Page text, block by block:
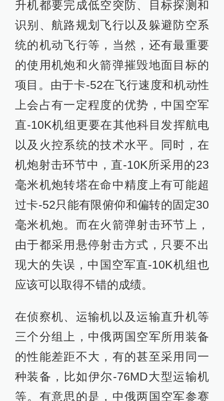
升机都要完成低空突防、目标探测和
识别、航路规划飞行以及躲避防空系
统的机动飞行等，当然，还有最重要
的使用机炮和火箭弹摧毁地面目标的
项目。由于卡-52在飞行速度和机动性
上会占有一定程度的优势，中国空军
直-10K机组更要在其他科目发挥航电
以及火控系统的技术水平。同时，在
机炮射击环节中，直-10K所采用的23
毫米机炮转塔在命中精度上有可能超
过卡-52只能有限俯仰和偏转的固定30
毫米机炮。而在火箭弹射击环节上，
由于都采用悬停射击方式，只要不出
现大的失误，中国空军直-10K机组也
应该可以取得不错的成绩。
在侦察机、运输机以及运输直升机等
三个分组上，中俄两国空军所用装备
的性能差距不大，有的甚至采用同一
种装备，比如伊尔-76MD大型运输机
等。有意思的是，中俄两国空军参赛